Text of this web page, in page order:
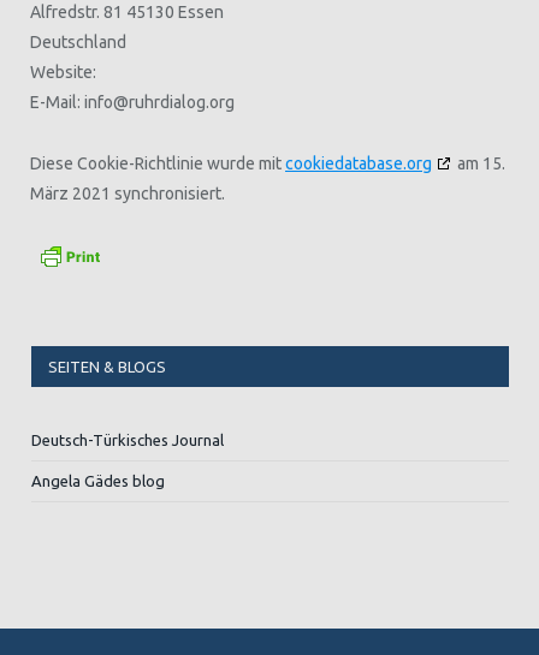
Alfredstr. 81 45130 Essen
Deutschland
Website:
E-Mail: info@ruhrdialog.org
Diese Cookie-Richtlinie wurde mitcookiedatabase.org
am 15.
März 2021 synchronisiert.
SEITEN & BLOGS
Deutsch-Türkisches Journal
Angela Gädes blog